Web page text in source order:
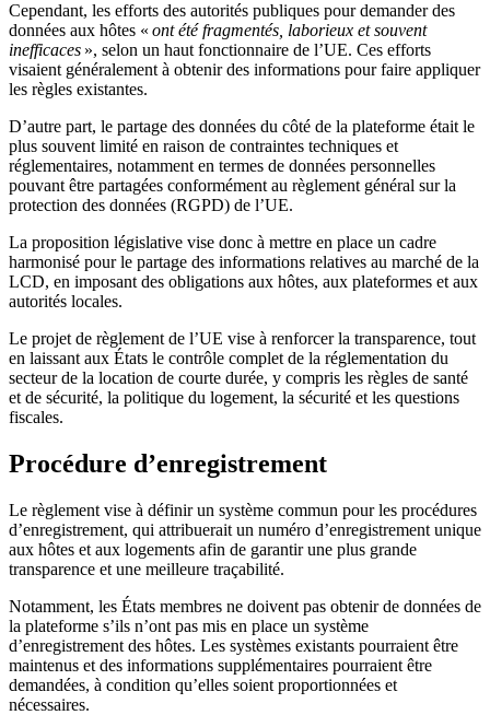
Cependant, les efforts des autorités publiques pour demander des
données aux hôtes « ont été fragmentés, laborieux et souvent
inefficaces », selon un haut fonctionnaire de l’UE. Ces efforts
visaient généralement à obtenir des informations pour faire appliquer
les règles existantes.
D’autre part, le partage des données du côté de la plateforme était le
plus souvent limité en raison de contraintes techniques et
réglementaires, notamment en termes de données personnelles
pouvant être partagées conformément au règlement général sur la
protection des données (RGPD) de l’UE.
La proposition législative vise donc à mettre en place un cadre
harmonisé pour le partage des informations relatives au marché de la
LCD, en imposant des obligations aux hôtes, aux plateformes et aux
autorités locales.
Le projet de règlement de l’UE vise à renforcer la transparence, tout
en laissant aux États le contrôle complet de la réglementation du
secteur de la location de courte durée, y compris les règles de santé
et de sécurité, la politique du logement, la sécurité et les questions
fiscales.
Procédure d’enregistrement
Le règlement vise à définir un système commun pour les procédures
d’enregistrement, qui attribuerait un numéro d’enregistrement unique
aux hôtes et aux logements afin de garantir une plus grande
transparence et une meilleure traçabilité.
Notamment, les États membres ne doivent pas obtenir de données de
la plateforme s’ils n’ont pas mis en place un système
d’enregistrement des hôtes. Les systèmes existants pourraient être
maintenus et des informations supplémentaires pourraient être
demandées, à condition qu’elles soient proportionnées et
nécessaires.